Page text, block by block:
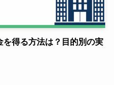
を得る方法は？目的別の実